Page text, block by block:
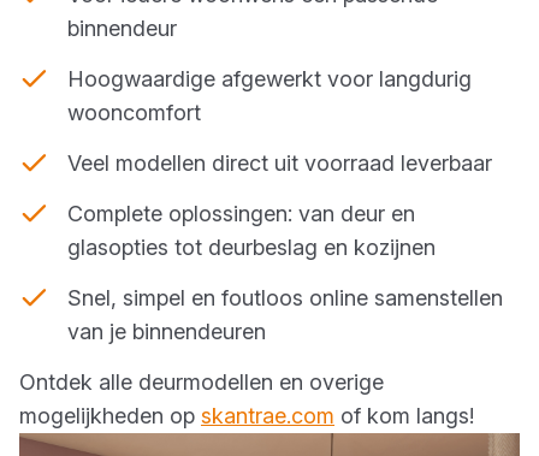
binnendeur
Hoogwaardige afgewerkt voor langdurig
wooncomfort
Veel modellen direct uit voorraad leverbaar
Complete oplossingen: van deur en
glasopties tot deurbeslag en kozijnen
Snel, simpel en foutloos online samenstellen
van je binnendeuren
Ontdek alle deurmodellen en overige
mogelijkheden op skantrae.com of kom langs!